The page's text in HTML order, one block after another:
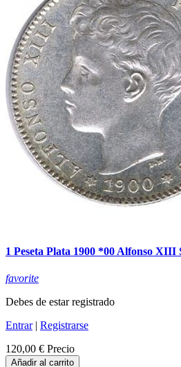
1 Peseta Plata 1900 *00 Alfonso XIII
favorite
Debes de estar registrado
Entrar| Registrarse
120,00 € Precio
Añadir al carrito